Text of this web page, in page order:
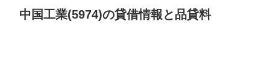
中国工業(5974)の貸借情報と品貸料